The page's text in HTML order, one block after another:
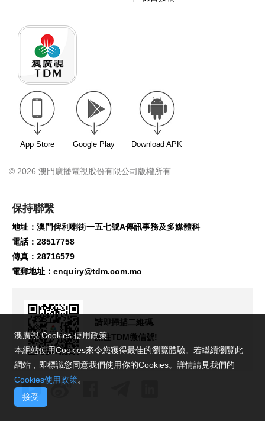
App Store Google Play Download APK
© 2026 澳門廣播電視股份有限公司版權所有
保持聯繫
地址：澳門俾利喇街一五七號A傳訊事務及多媒體科
電話：28517758
傳真：28716579
電郵地址： enquiry@tdm.com.mo
請即掃描二維碼,
關注TDM微信號!
澳廣視 Cookies 使用政策
本網站使用Cookies來令您獲得最佳的瀏覽體驗。若繼續瀏覽此
網站，即標識您同意我們使用你的Cookies。詳情請見我們的
Cookies使用政策。
接受